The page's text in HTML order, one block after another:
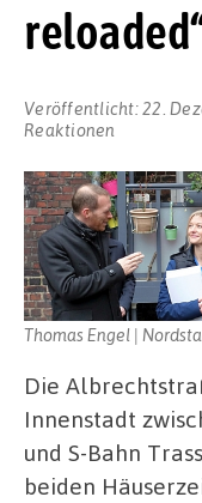
Veröffentlicht:22.
Reaktionen
Thomas Engel |
Die
Innenstadt
und S-Bahn
beiden